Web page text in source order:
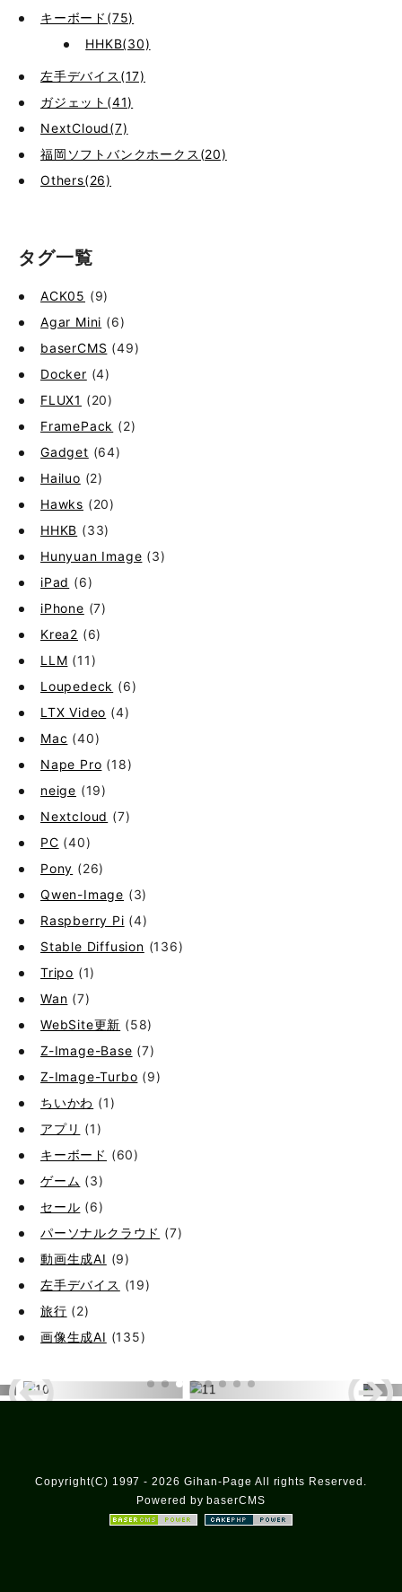
キーボード(75)
HHKB(30)
左手デバイス(17)
ガジェット(41)
NextCloud(7)
福岡ソフトバンクホークス(20)
Others(26)
タグ一覧
ACK05 (9)
Agar Mini (6)
baserCMS (49)
Docker (4)
FLUX1 (20)
FramePack (2)
Gadget (64)
Hailuo (2)
Hawks (20)
HHKB (33)
Hunyuan Image (3)
iPad (6)
iPhone (7)
Krea2 (6)
LLM (11)
Loupedeck (6)
LTX Video (4)
Mac (40)
Nape Pro (18)
neige (19)
Nextcloud (7)
PC (40)
Pony (26)
Qwen-Image (3)
Raspberry Pi (4)
Stable Diffusion (136)
Tripo (1)
Wan (7)
WebSite更新 (58)
Z-Image-Base (7)
Z-Image-Turbo (9)
ちいかわ (1)
アプリ (1)
キーボード (60)
ゲーム (3)
セール (6)
パーソナルクラウド (7)
動画生成AI (9)
左手デバイス (19)
旅行 (2)
画像生成AI (135)
Copyright(C) 1997 - 2026 Gihan-Page All rights Reserved.
Powered by baserCMS